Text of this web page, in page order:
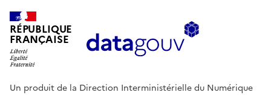
RÉPUBLIQUE
FRANÇAISE
Un produit de la Direction Interministérielle du Numérique